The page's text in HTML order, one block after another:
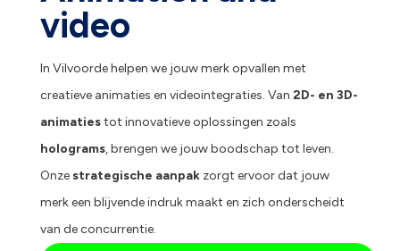
video
In Vilvoorde helpen we jouw merk opvallen met
creatieve animaties en videointegraties. Van 2D- en 3D-
animatiestot innovatieve oplossingen zoals
holograms, brengen we jouw boodschap tot leven.
Onzestrategische aanpakzorgt ervoor dat jouw
merk een blijvende indruk maakt en zich onderscheidt
van de concurrentie.